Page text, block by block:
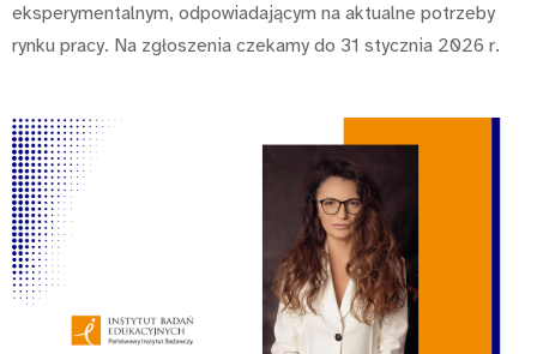
eksperymentalnym, odpowiadającym na aktualne potrzeby
rynku pracy. Na zgłoszenia czekamy do 31 stycznia 2026 r.